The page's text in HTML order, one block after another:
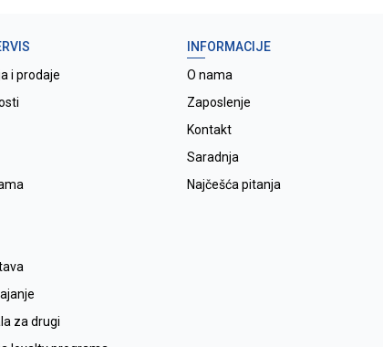
i prodaje
za drugi
INFORMACIJE
O nama
Zaposlenje
Kontakt
Saradnja
Najčešća pitanja